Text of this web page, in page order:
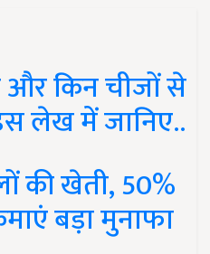
और किन चीजों से
लेख में जानिए..
की खेती, 50%
बड़ा मुनाफा